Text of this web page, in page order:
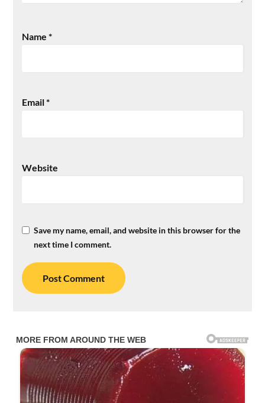
Name*
Email*
Website
Save my name, email, and website in this browser for the
next time I comment.